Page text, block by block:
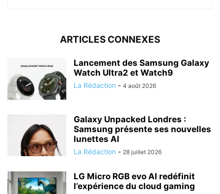
ARTICLES CONNEXES
Lancement des Samsung Galaxy
Watch Ultra2 et Watch9
La Rédaction - 4 août 2026
Galaxy Unpacked Londres :
Samsung présente ses nouvelles
lunettes AI
La Rédaction - 28 juillet 2026
LG Micro RGB evo AI redéfinit
l’expérience du cloud gaming